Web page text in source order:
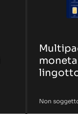
lingotto
Non